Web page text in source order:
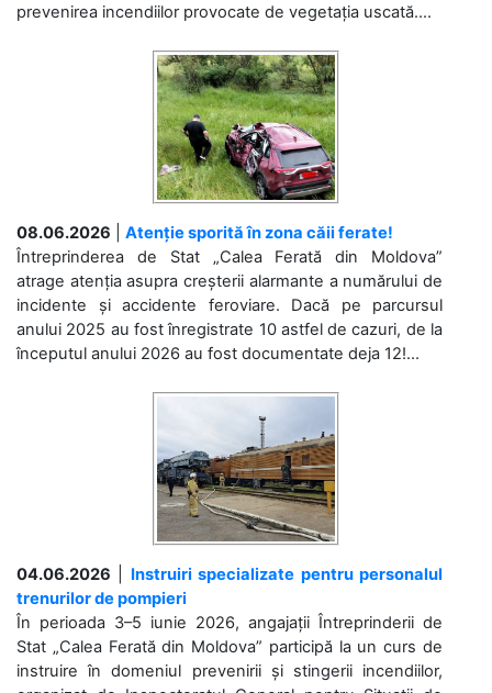
prevenirea incendiilor provocate de vegetația uscată....
08.06.2026
Atenție sporită în zona căii ferate!
Întreprinderea de Stat „Calea Ferată din Moldova”
atrage atenția asupra creșterii alarmante a numărului de
incidente și accidente feroviare. Dacă pe parcursul
anului 2025 au fost înregistrate 10 astfel de cazuri, de la
începutul anului 2026 au fost documentate deja 12!...
04.06.2026
Instruiri specializate pentru personalul
trenurilor de pompieri
În perioada 3–5 iunie 2026, angajații Întreprinderii de
Stat „Calea Ferată din Moldova” participă la un curs de
instruire în domeniul prevenirii și stingerii incendiilor,